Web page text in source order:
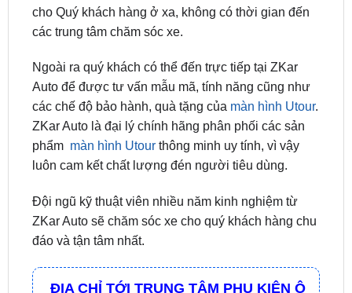
Ngoài ra quý khách có thể đến trực tiếp tại ZKar
các chế độ bảo hành, quà tặng của màn hình Utour
ZKar Auto là đại lý chính hãng phân phối các sản
phẩmmàn hình Utourthông minh uy tính, vì vậy
luôn cam kết chất lượng đén người tiêu dùng.
Đội ngũ kỹ thuật viên nhiều năm kinh nghiệm từ
đáo và tận tâm nhất.
ĐỊA CHỈ TỚI TRUNG TÂM PHỤ KIỆN Ô
TÔ - ĐỒ CHƠI TRANG TRÍ XE HƠI ZKAR